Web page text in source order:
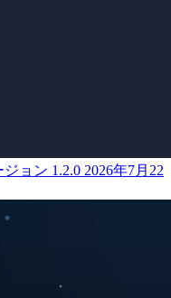
ジョン 1.2.0 2026年7月22